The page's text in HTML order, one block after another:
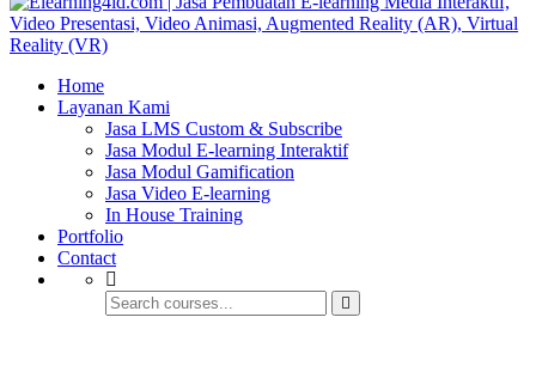
Home
Layanan Kami
Jasa LMS Custom & Subscribe
Jasa Modul E-learning Interaktif
Jasa Modul Gamification
Jasa Video E-learning
In House Training
Portfolio
Contact